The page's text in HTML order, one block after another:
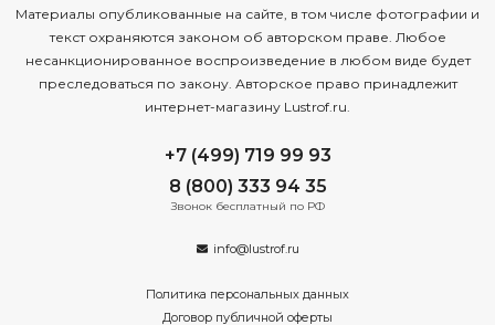
Материалы опубликованные на сайте, в том числе фотографии и
текст охраняются законом об авторском праве. Любое
несанкционированное воспроизведение в любом виде будет
преследоваться по закону. Авторское право принадлежит
интернет-магазину Lustrof.ru.
+7 (499) 719 99 93
8 (800) 333 94 35
Звонок бесплатный по РФ
info@lustrof.ru
Политика персональных данных
Договор публичной оферты